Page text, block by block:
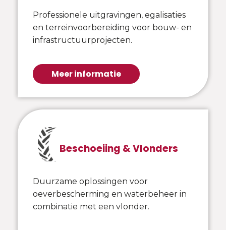
Professionele uitgravingen, egalisaties
en terreinvoorbereiding voor bouw- en
infrastructuurprojecten.
Meer informatie
Beschoeiing & Vlonders
Duurzame oplossingen voor
oeverbescherming en waterbeheer in
combinatie met een vlonder.